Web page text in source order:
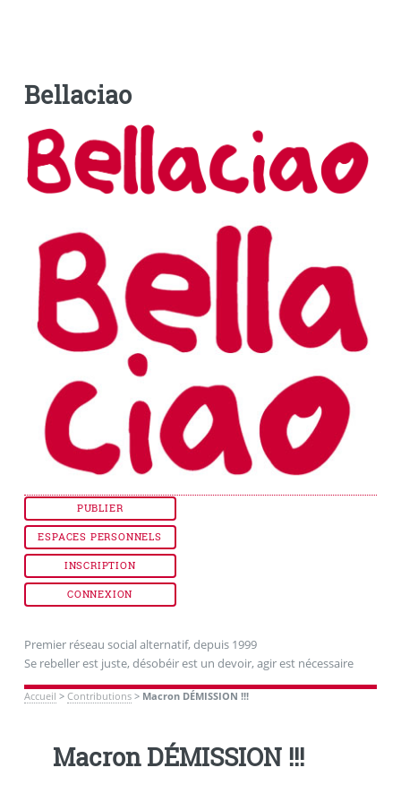
Bellaciao
PUBLIER
ESPACES PERSONNELS
INSCRIPTION
CONNEXION
Premier réseau social alternatif, depuis 1999
Se rebeller est juste, désobéir est un devoir, agir est nécessaire
Accueil > Contributions> Macron DÉMISSION !!!
Macron DÉMISSION !!!